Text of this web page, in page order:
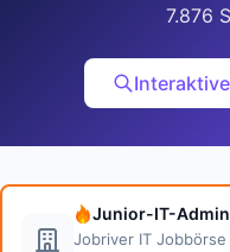
7.876
Junior-IT-
Jobriver IT Jobbörse